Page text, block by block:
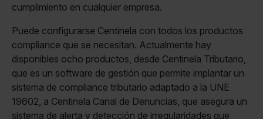
cumplimiento en cualquier empresa.
Puede configurarse Centinela con todos los productos
compliance que se necesitan. Actualmente hay
disponibles ocho productos, desde Centinela Tributario,
que es un software de gestión que permite implantar un
sistema de compliance tributario adaptado a la UNE
19602, a Centinela Canal de Denuncias, que asegura un
sistema de alerta y detección de irregularidades que